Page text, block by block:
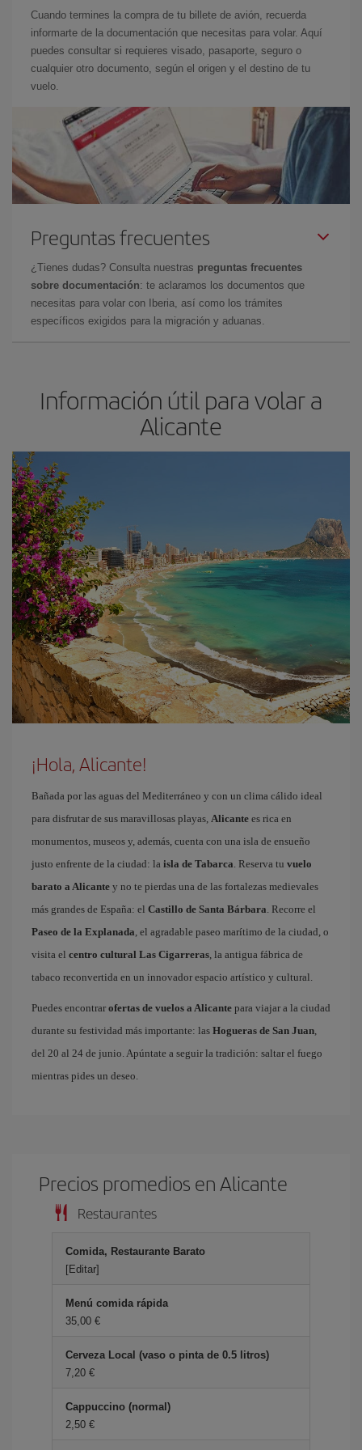
Cuando termines la compra de tu billete de avión, recuerda
informarte de la documentación que necesitas para volar. Aquí
puedes consultar si requieres visado, pasaporte, seguro o
cualquier otro documento, según el origen y el destino de tu
vuelo.
Preguntas frecuentes
¿Tienes dudas? Consulta nuestras preguntas frecuentes
sobre documentación: te aclaramos los documentos que
necesitas para volar con Iberia, así como los trámites
específicos exigidos para la migración y aduanas.
Información útil para volar a
Alicante
¡Hola, Alicante!
Bañada por las aguas del Mediterráneo y con un clima cálido ideal
para disfrutar de sus maravillosas playas, Alicante es rica en
monumentos, museos y, además, cuenta con una isla de ensueño
justo enfrente de la ciudad: la isla de Tabarca. Reserva tu vuelo
barato a Alicante y no te pierdas una de las fortalezas medievales
más grandes de España: el Castillo de Santa Bárbara. Recorre el
Paseo de la Explanada, el agradable paseo marítimo de la ciudad, o
visita el centro cultural Las Cigarreras, la antigua fábrica de
tabaco reconvertida en un innovador espacio artístico y cultural.
Puedes encontrar ofertas de vuelos a Alicante para viajar a la ciudad
durante su festividad más importante: las Hogueras de San Juan,
del 20 al 24 de junio. Apúntate a seguir la tradición: saltar el fuego
mientras pides un deseo.
Precios promedios en Alicante
Restaurantes
Comida, Restaurante Barato
[Editar]
Menú comida rápida
35,00 €
Cerveza Local (vaso o pinta de 0.5 litros)
7,20 €
Cappuccino (normal)
2,50 €